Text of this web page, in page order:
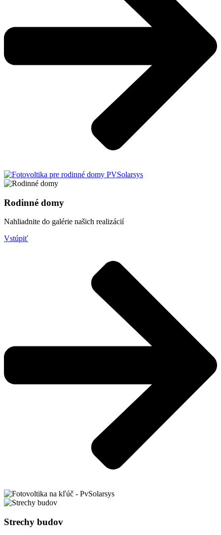
Rodinné domy
Nahliadnite do galérie našich realizácií
Vstúpiť
Strechy budov